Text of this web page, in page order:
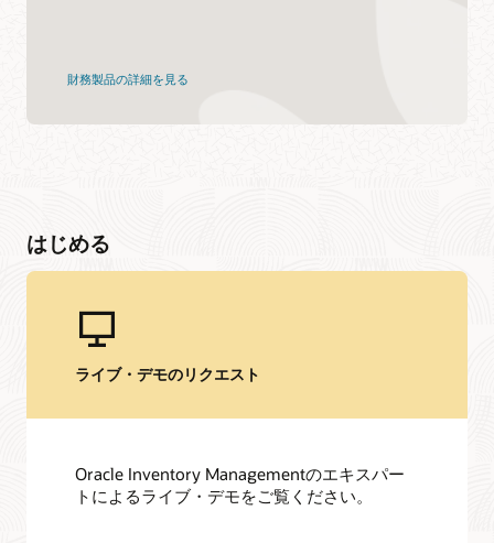
財務製品の詳細を見る
はじめる
ライブ・デモのリクエスト
Oracle Inventory Managementのエキスパー
トによるライブ・デモをご覧ください。